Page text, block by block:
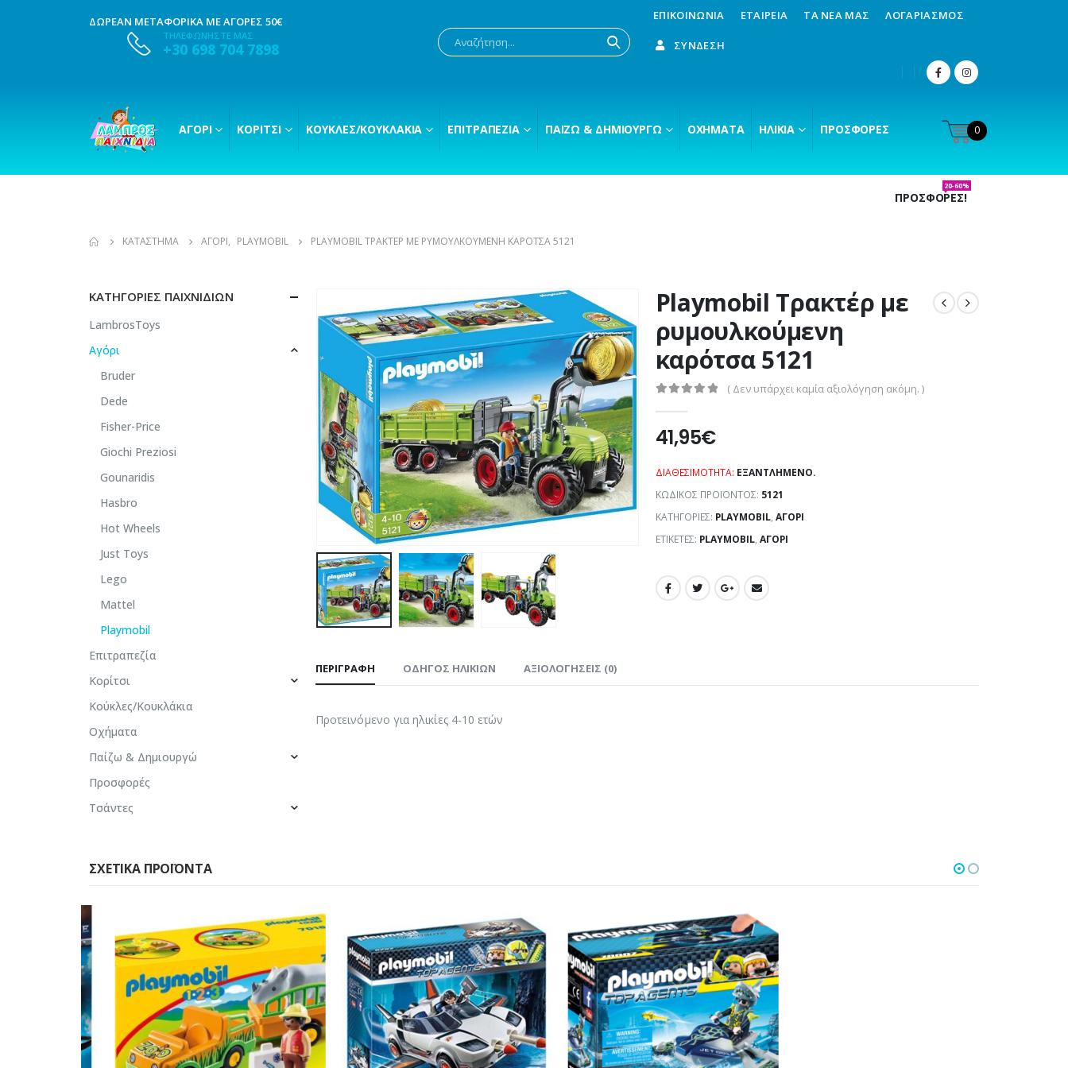
ΔΩΡΕΑΝ ΜΕΤΑΦΟΡΙΚΑ ΜΕ ΑΓΟΡΕΣ 50€
ΤΗΛΕΦΩΝΗΣΤΕ ΜΑΣ
+30 698 704 7898
ΕΠΙΚΟΙΝΩΝΊΑ ΕΤΑΙΡΕΊΑ ΤΑ ΝΈΑ ΜΑΣ ΛΟΓΑΡΙΑΣΜΌΣ
ΣΎΝΔΕΣΗ
ΑΓΌΡΙ ΚΟΡΊΤΣΙ ΚΟΎΚΛΕΣ/ΚΟΥΚΛΆΚΙΑ ΕΠΙΤΡΑΠΈΖΙΑ ΠΑΊΖΩ & ΔΗΜΙΟΥΡΓΏ ΟΧΉΜΑΤΑ ΗΛΙΚΊΑ ΠΡΟΣΦΟΡΈΣ 0
ΠΡΟΣΦΟΡΕΣ!
20-60%
ΚΑΤΆΣΤΗΜΑ ΑΓΌΡΙ, PLAYMOBIL PLAYMOBIL ΤΡΑΚΤΈΡ ΜΕ ΡΥΜΟΥΛΚΟΎΜΕΝΗ ΚΑΡΌΤΣΑ 5121
Playmobil Τρακτέρ με
ρυμουλκούμενη
καρότσα 5121
( Δεν υπάρχει καμία αξιολόγηση ακόμη. )
41,95€
ΔΙΑΘΕΣΙΜΌΤΗΤΑ: ΕΞΑΝΤΛΗΜΈΝΟ.
ΚΩΔΙΚΌΣ ΠΡΟΪΌΝΤΟΣ: 5121
ΚΑΤΗΓΟΡΊΕΣ: PLAYMOBIL, ΑΓΌΡΙ
ΕΤΙΚΈΤΕΣ: PLAYMOBIL, ΑΓΌΡΙ
ΠΕΡΙΓΡΑΦΉ ΟΔΗΓΌΣ ΗΛΙΚΙΏΝ ΑΞΙΟΛΟΓΉΣΕΙΣ (0)
Προτεινόμενο για ηλικίες 4-10 ετών
ΚΑΤΗΓΟΡΊΕΣ ΠΑΙΧΝΙΔΙΏΝ
LambrosToys
Αγόρι
Bruder
Dede
Fisher-Price
Giochi Preziosi
Gounaridis
Hasbro
Hot Wheels
Just Toys
Lego
Mattel
Playmobil
Επιτραπεζία
Κορίτσι
Κούκλες/Κουκλάκια
Οχήματα
Παίζω & Δημιουργώ
Προσφορές
Τσάντες
ΣΧΕΤΙΚΆ ΠΡΟΪΌΝΤΑ